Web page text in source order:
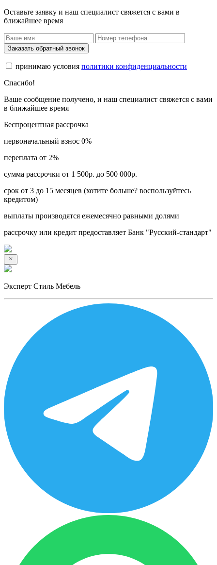
Оставьте заявку и наш специалист свяжется с вами в
ближайшее время
Заказать обратный звонок
принимаю условия политики конфиденциальности
Спасибо!
Ваше сообщение получено, и наш специалист свяжется с вами
в ближайшее время
Беспроцентная рассрочка
первоначальный взнос 0%
переплата от 2%
сумма рассрочки от 1 500р. до 500 000р.
срок от 3 до 15 месяцев (хотите больше? воспользуйтесь
кредитом)
выплаты производятся ежемесячно равными долями
рассрочку или кредит предоставляет Банк "Русский-стандарт"
Эксперт Стиль Мебель